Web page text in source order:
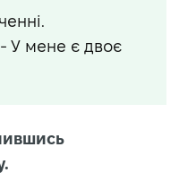
У мене є двоє